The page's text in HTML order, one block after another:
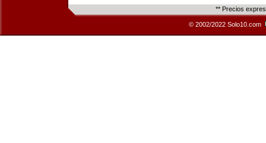
** Precios
© 2002/2022 Solo10.com